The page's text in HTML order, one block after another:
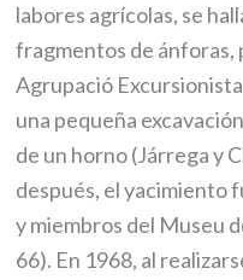
labores agrícolas, se
fragmentos de ánforas,
Agrupació
una pequeña
de un horno (Járrega y
después, el yacimiento
y miembros del Museu
66). En 1968, al